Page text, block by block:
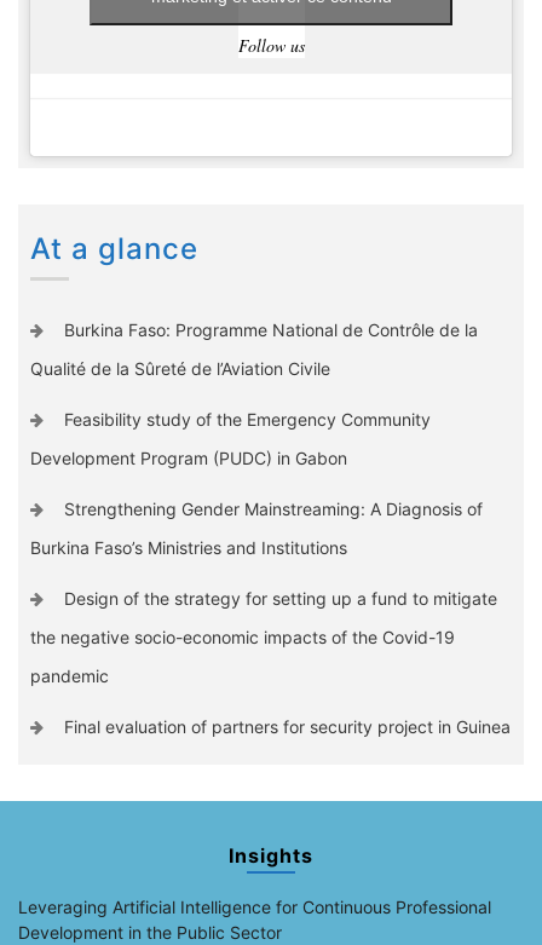
Follow us
At a glance
Burkina Faso: Programme National de Contrôle de la
Qualité de la Sûreté de l’Aviation Civile
Feasibility study of the Emergency Community
Development Program (PUDC) in Gabon
Strengthening Gender Mainstreaming: A Diagnosis of
Burkina Faso’s Ministries and Institutions
Design of the strategy for setting up a fund to mitigate
the negative socio-economic impacts of the Covid-19
pandemic
Final evaluation of partners for security project in Guinea
Insights
Leveraging Artificial Intelligence for Continuous Professional
Development in the Public Sector